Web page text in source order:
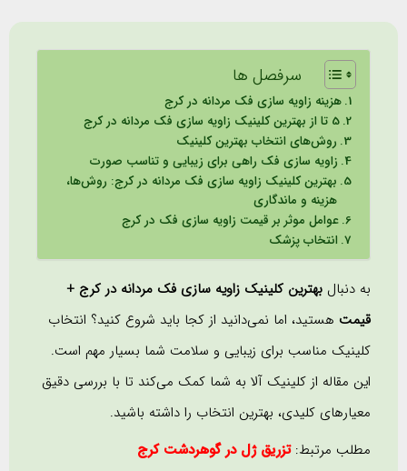
سرفصل ها
هزینه زاویه سازی فک مردانه در کرج
5 تا از بهترین کلینیک زاویه سازی فک مردانه در کرج
روش‌های انتخاب بهترین کلینیک
زاویه سازی فک راهی برای زیبایی و تناسب صورت
بهترین کلینیک زاویه سازی فک مردانه در کرج: روش‌ها،
هزینه و ماندگاری
عوامل موثر بر قیمت زاویه سازی فک در کرج
انتخاب پزشک
به دنبال بهترین کلینیک زاویه سازی فک مردانه در کرج +
قیمتهستید، اما نمی‌دانید از کجا باید شروع کنید؟ انتخاب
کلینیک مناسب برای زیبایی و سلامت شما بسیار مهم است.
این مقاله از کلینیک آلا به شما کمک می‌کند تا با بررسی دقیق
معیارهای کلیدی، بهترین انتخاب را داشته باشید.
مطلب مرتبط: تزریق ژل در گوهردشت کرج